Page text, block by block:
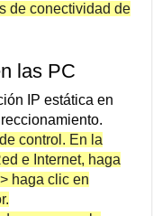
de conectividad de
las PC
IP estática en
control. En la
e Internet, haga
haga clic en